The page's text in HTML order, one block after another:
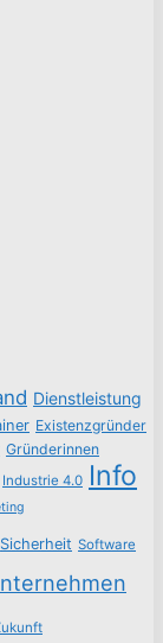
Dienstleistung
Existenzgründer
Gründerinnen
Industrie 4.0 Info
Sicherheit Software